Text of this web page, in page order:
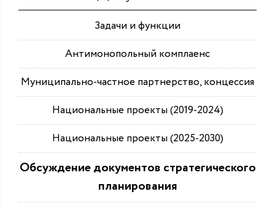
Задачи и функции
Антимонопольный комплаенс
Муниципально-частное партнерство, концессия
Национальные проекты (2019-2024)
Национальные проекты (2025-2030)
Обсуждение документов стратегического
планирования